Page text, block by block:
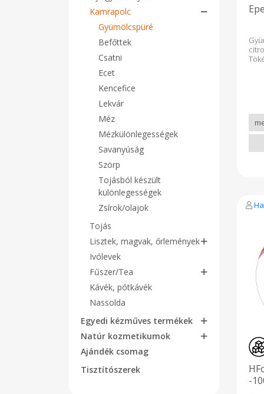
Kamrapolc
Gyümölcspüré
Befőttek
Csatni
Ecet
Kencefice
Lekvár
Méz
Mézkülönlegességek
Savanyúság
Szörp
Tojásból készült
különlegességek
Zsírok/olajok
Tojás
Lisztek, magvak, őrlemények
Ivólevek
Fűszer/Tea
Kávék, pótkávék
Nassolda
Egyedi kézműves termékek
Natúr kozmetikumok
Ajándék csomag
Tisztítószerek
-